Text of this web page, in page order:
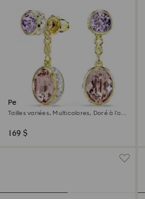
Pendants d'oreilles Chroma
Tailles variées, Multicolores, Doré à l’or
169 $